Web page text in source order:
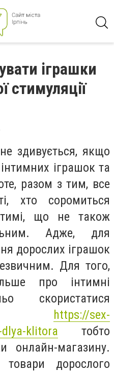
іграшки
стимуляції
здивується, якщо
іграшок та
разом з тим, все
хто соромиться
що не також
Адже, для
дорослих іграшок
Для того,
про інтимні
скористатися
https://sex-
klitora тобто
онлайн-магазину.
дорослого